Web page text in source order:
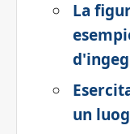
La
un